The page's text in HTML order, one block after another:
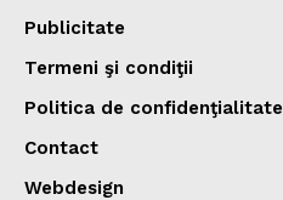
Publicitate
Termeni şi condiţii
Politica de confidenţialitate
Contact
Webdesign